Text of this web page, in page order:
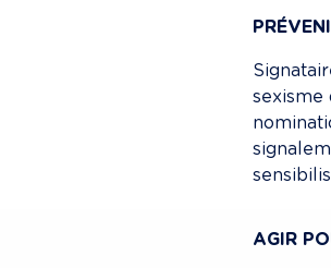
sexisme
AGIR